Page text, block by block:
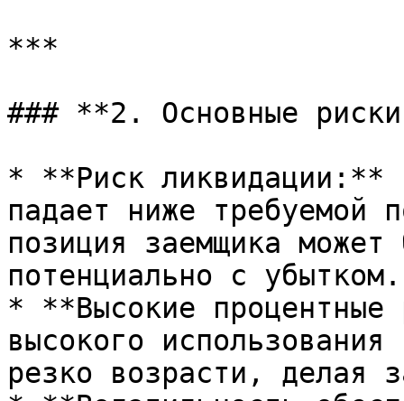
***
### **2. Основные
* **Риск ликвидации:**
падает ниже требуемой
позиция заемщика
потенциально с убытком.
* **Высокие
высокого
резко возрасти, делая